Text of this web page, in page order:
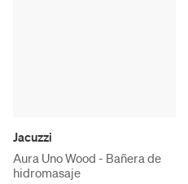
Jacuzzi
Aura Uno Wood - Bañera de
hidromasaje